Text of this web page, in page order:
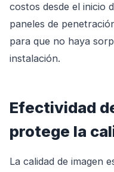
costos desde el inicio
paneles de
para que no haya
instalación.
Efectividad
protege la
La calidad de imagen